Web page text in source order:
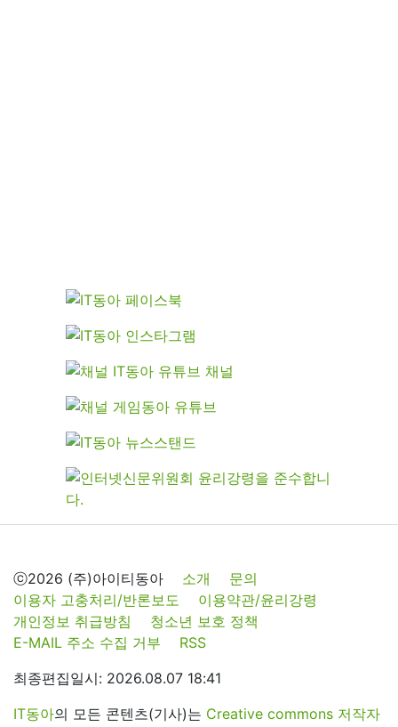
ⓒ2026 (주)아이티동아 소개
문의
이용자 고충처리/반론보도
이용약관/윤리강령
개인정보 취급방침
청소년 보호 정책
E-MAIL 주소 수집 거부
RSS
최종편집일시: 2026.08.07 18:41
IT동아의 모든 콘텐츠(기사)는 Creative commons 저작자